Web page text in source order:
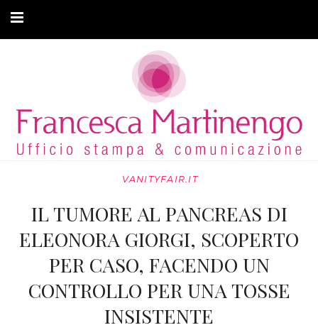
ARTICOLI
MODA ADATTIVA
PRIVACY
VANITYFAIR.IT
IL TUMORE AL PANCREAS DI
ELEONORA GIORGI, SCOPERTO
PER CASO, FACENDO UN
CONTROLLO PER UNA TOSSE
INSISTENTE